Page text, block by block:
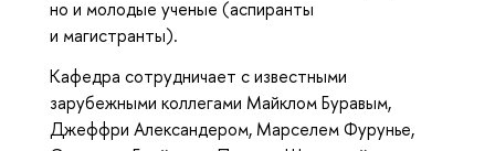
но и молодые ученые (аспиранты
и магистранты).
Кафедра сотрудничает с известными
зарубежными коллегами Майклом Буравым,
Джеффри Александером, Марселем Фурунье,